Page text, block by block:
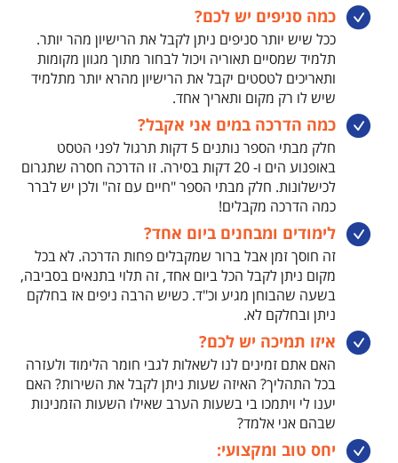
כמה סניפים יש לכם?
ככל שיש יותר סניפים ניתן לקבל את הרישיון מהר יותר.
תלמיד שמסיים תאוריה ויכול לבחור מתוך מגוון מקומות
ותאריכים לטסטים יקבל את הרישיון מהרא יותר מתלמיד
שיש לו רק מקום ותאריך אחד.
כמה הדרכה במים אני אקבל?
חלק מבתי הספר נותנים 5 דקות תרגול לפני הטסט
באופנוע הים ו- 20 דקות בסירה. זו הדרכה חסרה שתגרום
לכישלונות. חלק מבתי הספר "חיים עם זה" ולכן יש לברר
כמה הדרכה מקבלים!
לימודים ומבחנים ביום אחד?
זה חוסך זמן אבל ברור שמקבלים פחות הדרכה. לא בכל
מקום ניתן לקבל הכל ביום אחד, זה תלוי בתנאים בסביבה,
בשעה שהבוחן מגיע וכ"ד. כשיש הרבה ניפים אז בחלקם
ניתן ובחלקם לא.
איזו תמיכה יש לכם?
האם אתם זמינים לנו לשאלות לגבי חומר הלימוד ולעזרה
בכל התהליך? האיזה שעות ניתן לקבל את השירות? האם
יענו לי ויתמכו בי בשעות הערב שאילו השעות הזמנינות
שבהם אני אלמד?
יחס טוב ומקצועי: